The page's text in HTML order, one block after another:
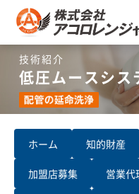
技術紹介
低圧ムースシス
ホーム 知的財産
加盟店募集 営業代